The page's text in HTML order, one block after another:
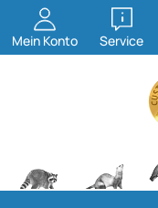
Mein Konto Service
öffnen